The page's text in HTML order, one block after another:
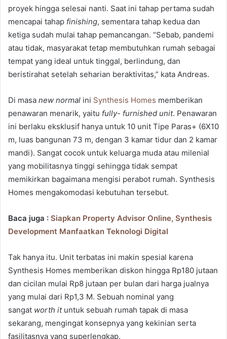
proyek hingga selesai nanti. Saat ini tahap pertama sudah
mencapai tahap finishing, sementara tahap kedua dan
ketiga sudah mulai tahap pemancangan. “Sebab, pandemi
atau tidak, masyarakat tetap membutuhkan rumah sebagai
tempat yang ideal untuk tinggal, berlindung, dan
beristirahat setelah seharian beraktivitas,” kata Andreas.
Di masa new normal ini Synthesis Homes memberikan
penawaran menarik, yaitu fully- furnished unit. Penawaran
ini berlaku eksklusif hanya untuk 10 unit Tipe Paras+ (6X10
m, luas bangunan 73 m, dengan 3 kamar tidur dan 2 kamar
mandi). Sangat cocok untuk keluarga muda atau milenial
yang mobilitasnya tinggi sehingga tidak sempat
memikirkan bagaimana mengisi perabot rumah. Synthesis
Homes mengakomodasi kebutuhan tersebut.
Baca juga : Siapkan Property Advisor Online, Synthesis
Development Manfaatkan Teknologi Digital
Tak hanya itu. Unit terbatas ini makin spesial karena
Synthesis Homes memberikan diskon hingga Rp180 jutaan
dan cicilan mulai Rp8 jutaan per bulan dari harga jualnya
yang mulai dari Rp1,3 M. Sebuah nominal yang
sangat worth ituntuk sebuah rumah tapak di masa
sekarang, mengingat konsepnya yang kekinian serta
fasilitasnya yang superlengkap.